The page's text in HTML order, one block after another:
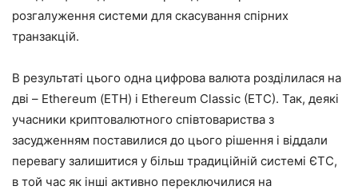
розгалуження системи для скасування спірних
транзакцій.
В результаті цього одна цифрова валюта розділилася на
дві – Ethereum (ЕТН) і Ethereum Classic (ETC). Так, деякі
учасники криптовалютного співтовариства з
засудженням поставилися до цього рішення і віддали
перевагу залишитися у більш традиційній системі ЄТС,
в той час як інші активно переключилися на